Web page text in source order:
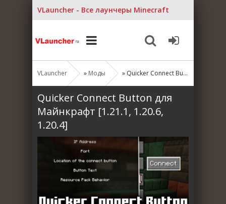
VLauncher - Все лаунчеры Minecraft
VLauncher » Моды » Quicker Connect Button для Майнкрафт [1.21.1, 1.20.6, 1.20.4]
Quicker Connect Button для
Майнкрафт [1.21.1, 1.20.6,
1.20.4]